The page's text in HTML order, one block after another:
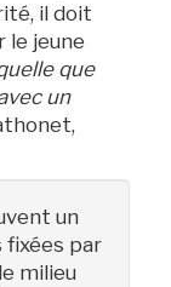
il doit
le jeune
que
un
un
fixées par
milieu